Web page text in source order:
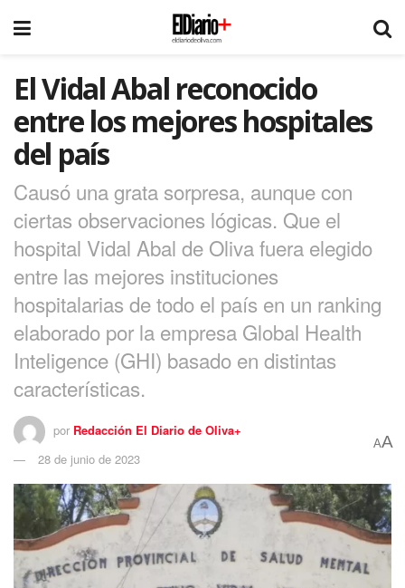
El Vidal Abal reconocido
entre los mejores hospitales
del país
Causó una grata sorpresa, aunque con
ciertas observaciones lógicas. Que el
hospital Vidal Abal de Oliva fuera elegido
entre las mejores instituciones
hospitalarias de todo el país en un ranking
elaborado por la empresa Global Health
Inteligence (GHI) basado en distintas
características.
por Redacción El Diario de Oliva+
28 de junio de 2023
AA